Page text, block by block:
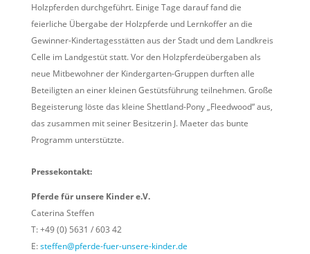
Holzpferden durchgeführt. Einige Tage darauf fand die
feierliche Übergabe der Holzpferde und Lernkoffer an die
Gewinner-Kindertagesstätten aus der Stadt und dem Landkreis
Celle im Landgestüt statt. Vor den Holzpferdeübergaben als
neue Mitbewohner der Kindergarten-Gruppen durften alle
Beteiligten an einer kleinen Gestütsführung teilnehmen. Große
Begeisterung löste das kleine Shettland-Pony „Fleedwood“ aus,
das zusammen mit seiner Besitzerin J. Maeter das bunte
Programm unterstützte.
Pressekontakt:
Pferde für unsere Kinder e.V.
Caterina Steffen
T: +49 (0) 5631 / 603 42
E:steffen@pferde-fuer-unsere-kinder.de